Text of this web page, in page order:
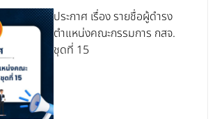
ประกาศ เรื่อง รายชื่อผู้ดำรง
ตำแหน่งคณะกรรมการ กสจ.
ชุดที่ 15